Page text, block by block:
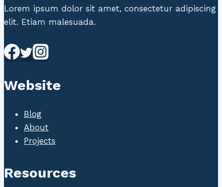
Lorem ipsum dolor sit amet, consectetur adipiscing
elit. Etiam malesuada.
Website
Blog
About
Projects
Resources